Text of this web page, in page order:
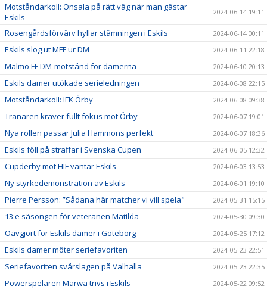
Motståndarkoll: Onsala på rätt väg när man gästar
Eskils
2024-06-14 19:11
Rosengårdsförvärv hyllar stämningen i Eskils 2024-06-14 00:11
Eskils slog ut MFF ur DM 2024-06-11 22:18
Malmö FF DM-motstånd för damerna 2024-06-10 20:13
Eskils damer utökade serieledningen 2024-06-08 22:15
Motståndarkoll: IFK Örby 2024-06-08 09:38
Tränaren kräver fullt fokus mot Örby 2024-06-07 19:01
Nya rollen passar Julia Hammons perfekt 2024-06-07 18:36
Eskils föll på straffar i Svenska Cupen 2024-06-05 12:32
Cupderby mot HIF väntar Eskils 2024-06-03 13:53
Ny styrkedemonstration av Eskils 2024-06-01 19:10
Pierre Persson: ”Sådana här matcher vi vill spela" 2024-05-31 15:15
13:e säsongen för veteranen Matilda 2024-05-30 09:30
Oavgjort för Eskils damer i Göteborg 2024-05-25 17:12
Eskils damer möter seriefavoriten 2024-05-23 22:51
Seriefavoriten svårslagen på Valhalla 2024-05-23 22:35
Powerspelaren Marwa trivs i Eskils 2024-05-22 09:52